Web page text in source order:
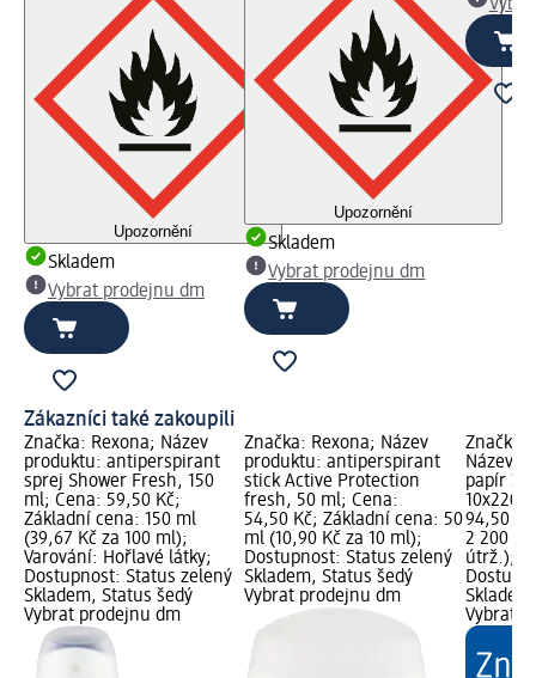
Upozornění
Skladem
Vybrat prodejnu dm
Upozornění
Skladem
Vybrat prodejnu dm
Zákazníci také zakoupili
Značka: Rexona; Název
produktu: antiperspirant
sprej Shower Fresh, 150
ml; Cena: 59,50 Kč;
Základní cena: 150 ml
(39,67 Kč za 100 ml);
Varování: Hořlavé látky;
Dostupnost: Status zelený
Skladem, Status šedý
Vybrat prodejnu dm
Značka: Rexona; Název
produktu: antiperspirant
stick Active Protection
fresh, 50 ml; Cena:
54,50 Kč; Základní cena: 50
ml (10,90 Kč za 10 ml);
Dostupnost: Status zelený
Skladem, Status šedý
Vybrat prodejnu dm
Značka:
Název
papír
10x220,
94,50
2 200
útrž.);
Vybrat